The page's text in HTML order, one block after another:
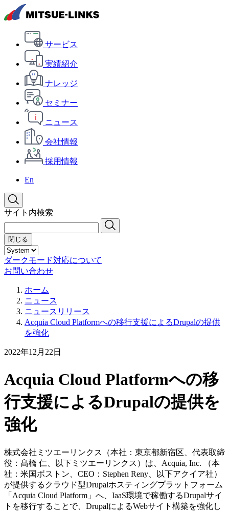
サービス
実績紹介
ナレッジ
セミナー
ニュース
会社情報
採用情報
En
サイト内検索
閉じる
ダークモード対応について
お問い合わせ
ホーム
ニュース
ニュースリリース
Acquia Cloud Platformへの移行支援によるDrupalの提供
を強化
2022年12月22日
Acquia Cloud Platformへの移
行支援によるDrupalの提供を
強化
株式会社ミツエーリンクス（本社：東京都新宿区、代表取締
役：髙橋 仁、以下ミツエーリンクス）は、Acquia, Inc. （本
社：米国ボストン、CEO：Stephen Reny、以下アクイア社）
が提供するクラウド型Drupalホスティングプラットフォーム
「Acquia Cloud Platform」へ、IaaS環境で稼働するDrupalサイ
トを移行することで、DrupalによるWebサイト構築を強化し